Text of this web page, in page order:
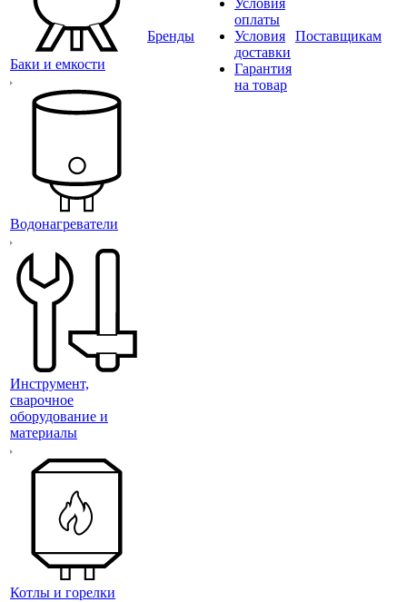
Баки и емкости
Водонагреватели
Инструмент,
сварочное
оборудование и
материалы
Котлы и горелки
Бренды
Условия
оплаты
Условия
доставки
Гарантия
на товар
Поставщикам